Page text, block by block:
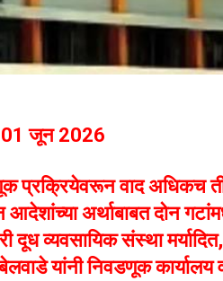
01 जून 2026
प्रक्रियेवरून वाद अधिकच
आदेशांच्या अर्थाबाबत दोन
दूध व्यवसायिक संस्था
यांनी निवडणूक कार्यालय